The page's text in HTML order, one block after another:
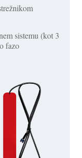
sistemu (kot 3
fazo